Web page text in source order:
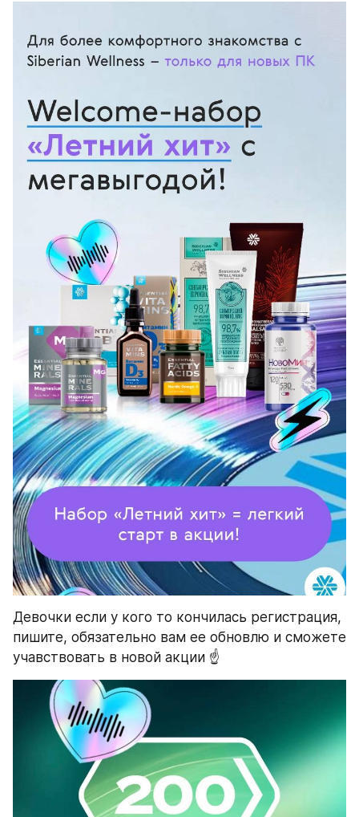
Девочки если у кого то кончилась регистрация,
пишите, обязательно вам ее обновлю и сможете
учавствовать в новой акции ☝️